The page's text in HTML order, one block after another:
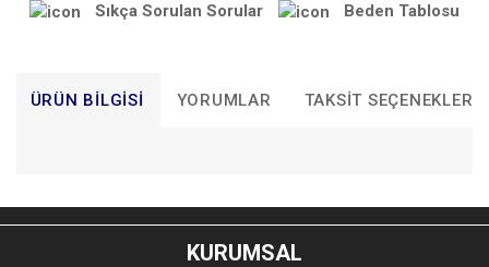
Sıkça Sorulan Sorular Beden Tablosu
ÜRÜN BILGISI YORUMLAR TAKSIT SEÇENEKLERI
Bu ürünün fiyat bilgisi, resim, ürün açıklamalarında ve diğer
konularda yetersiz gördüğünüz noktaları öneri formunu
kullanarak tarafımıza iletebilirsiniz.
KURUMSAL